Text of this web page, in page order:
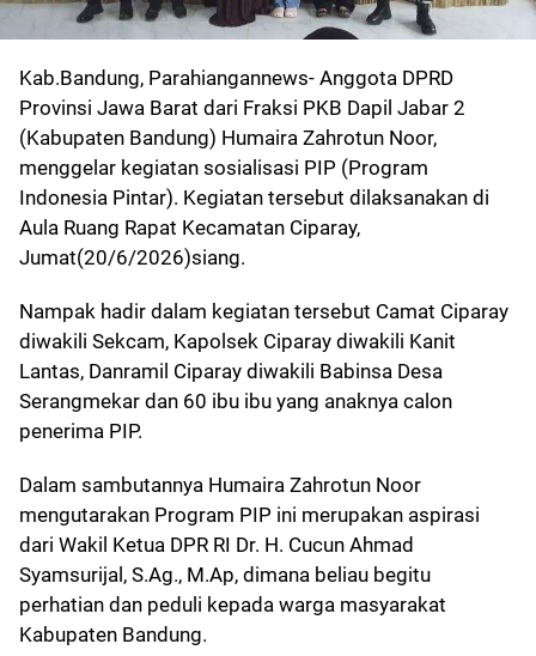
Kab.Bandung, Parahiangannews- Anggota DPRD
Provinsi Jawa Barat dari Fraksi PKB Dapil Jabar 2
(Kabupaten Bandung) Humaira Zahrotun Noor,
menggelar kegiatan sosialisasi PIP (Program
Indonesia Pintar). Kegiatan tersebut dilaksanakan di
Aula Ruang Rapat Kecamatan Ciparay,
Jumat(20/6/2026)siang.
Nampak hadir dalam kegiatan tersebut Camat Ciparay
diwakili Sekcam, Kapolsek Ciparay diwakili Kanit
Lantas, Danramil Ciparay diwakili Babinsa Desa
Serangmekar dan 60 ibu ibu yang anaknya calon
penerima PIP.
Dalam sambutannya Humaira Zahrotun Noor
mengutarakan Program PIP ini merupakan aspirasi
dari Wakil Ketua DPR RI Dr. H. Cucun Ahmad
Syamsurijal, S.Ag., M.Ap, dimana beliau begitu
perhatian dan peduli kepada warga masyarakat
Kabupaten Bandung.